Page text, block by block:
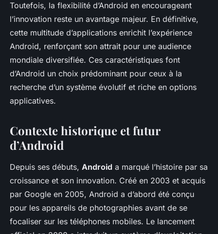
Toutefois, la flexibilité d’Android en encourageant
l’innovation reste un avantage majeur. En définitive,
cette multitude d’applications enrichit l’expérience
Android, renforçant son attrait pour une audience
mondiale diversifiée. Ces caractéristiques font
d’Android un choix prédominant pour ceux à la
recherche d’un système évolutif et riche en options
applicatives.
Contexte historique et futur
d’Android
Depuis ses débuts, Android a marqué l’histoire par sa
croissance et son innovation. Créé en 2003 et acquis
par Google en 2005, Android a d’abord été conçu
pour les appareils de photographies avant de se
focaliser sur les téléphones mobiles. Le lancement